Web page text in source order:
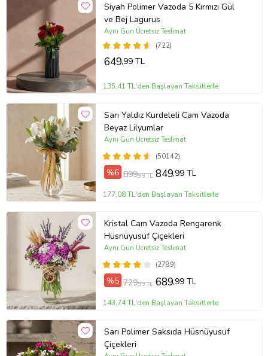
Siyah Polimer Vazoda 5 Kırmızı Gül
ve Bej Lagurus
(722)
Aynı Gün Ücretsiz Teslimat
649,99 TL
135,41 TL'den Başlayan Taksitlerle
Sarı Yaldız Kurdeleli Cam Vazoda
Beyaz Lilyumlar
(50142)
Aynı Gün Ücretsiz Teslimat
%6 899,99 TL 849,99 TL
177,08 TL'den Başlayan Taksitlerle
Kristal Cam Vazoda Rengarenk
Hüsnüyusuf Çiçekleri
(2789)
Aynı Gün Ücretsiz Teslimat
%5 729,99 TL 689,99 TL
143,74 TL'den Başlayan Taksitlerle
Sarı Polimer Saksıda Hüsnüyusuf
Çiçekleri